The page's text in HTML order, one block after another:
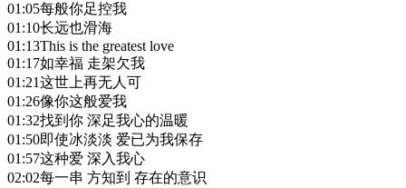
01:05每般你足控我
01:10长远也滑海
01:13This is the greatest love
01:17如幸福 走架欠我
01:21这世上再无人可
01:26像你这般爱我
01:32找到你 深足我心的温暖
01:50即使冰淡淡 爱已为我保存
01:57这种爱 深入我心
02:02每一串 方知到 存在的意识